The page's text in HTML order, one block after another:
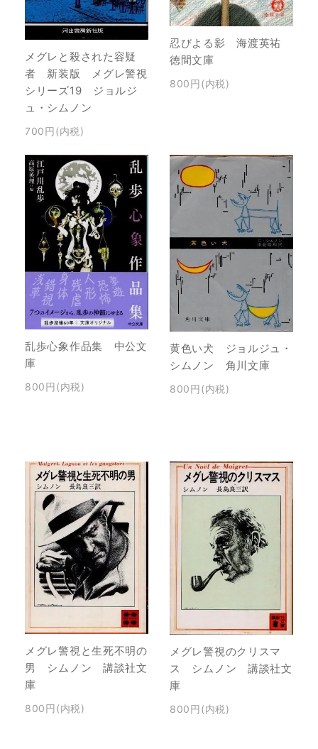
メグレと殺された容疑
者 新装版 メグレ警視
シリーズ19 ジョルジ
ュ・シムノン
700円(内税)
忍びよる影 海渡英祐
徳間文庫
800円(内税)
乱歩心象作品集 中公文
庫
800円(内税)
黄色い犬 ジョルジュ・
シムノン 角川文庫
800円(内税)
メグレ警視と生死不明の
男 シムノン 講談社文
庫
800円(内税)
メグレ警視のクリスマ
ス シムノン 講談社文
庫
800円(内税)